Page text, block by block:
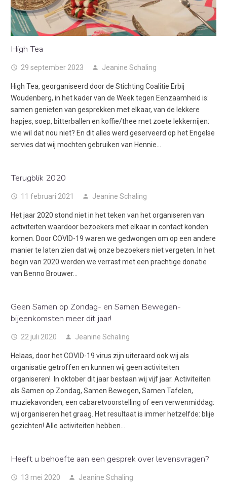
High Tea
access_time 29 september 2023 person Jeanine Schaling
High Tea, georganiseerd door de Stichting Coalitie Erbij
Woudenberg, in het kader van de Week tegen Eenzaamheid is:
samen genieten van gesprekken met elkaar, van de lekkere
hapjes, soep, bitterballen en koffie/thee met zoete lekkernijen:
wie wil dat nou niet? En dit alles werd geserveerd op het Engelse
servies dat wij mochten gebruiken van Hennie…
Terugblik 2020
access_time 11 februari 2021 person Jeanine Schaling
Het jaar 2020 stond niet in het teken van het organiseren van
activiteiten waardoor bezoekers met elkaar in contact konden
komen. Door COVID-19 waren we gedwongen om op een andere
manier te laten zien dat wij onze bezoekers niet vergeten. In het
begin van 2020 werden we verrast met een prachtige donatie
van Benno Brouwer…
Geen Samen op Zondag- en Samen Bewegen-
bijeenkomsten meer dit jaar!
access_time 22 juli 2020 person Jeanine Schaling
Helaas, door het COVID-19 virus zijn uiteraard ook wij als
organisatie getroffen en kunnen wij geen activiteiten
organiseren! In oktober dit jaar bestaan wij vijf jaar. Activiteiten
als Samen op Zondag, Samen Bewegen, Samen Tafelen,
muziekavonden, een cabaretvoorstelling of een verwenmiddag:
wij organiseren het graag. Het resultaat is immer hetzelfde: blije
gezichten! Alle activiteiten hebben…
Heeft u behoefte aan een gesprek over levensvragen?
access_time 13 mei 2020 person Jeanine Schaling